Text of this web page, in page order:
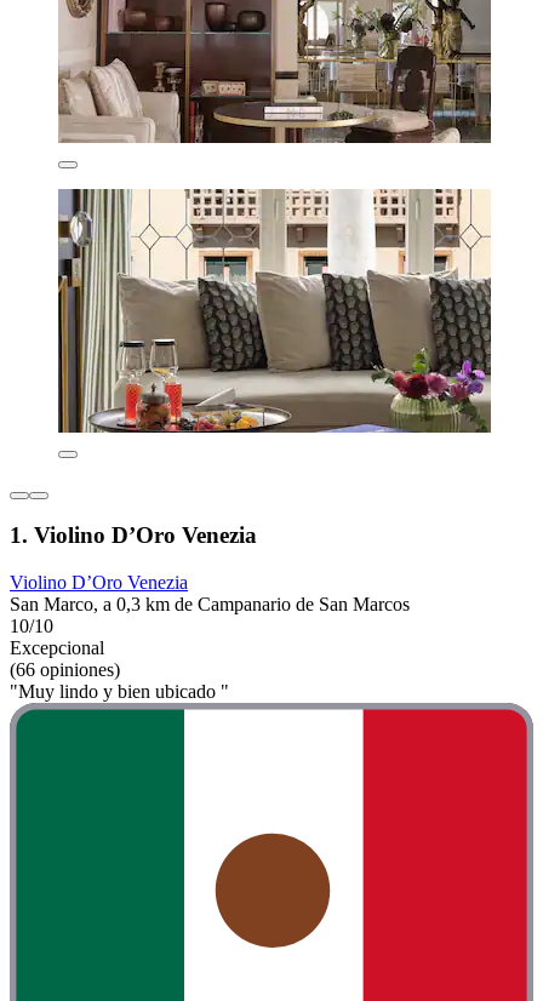
1. Violino D’Oro Venezia
Violino D’Oro Venezia
San Marco, a 0,3 km de Campanario de San Marcos
10/10
Excepcional
(66 opiniones)
"Muy lindo y bien ubicado "